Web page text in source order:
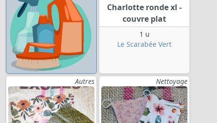
Charlotte ronde xl -
couvre plat
1 u
Le Scarabée Vert
Autres Nettoyage